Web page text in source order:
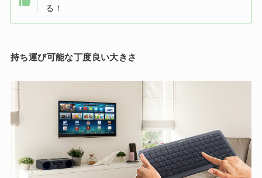
る！
持ち運び可能な丁度良い大きさ